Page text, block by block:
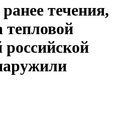
течения,
российской